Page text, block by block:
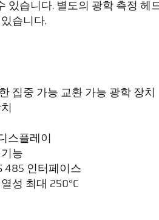
있습니다. 별도의 광학 측정 헤
습니다.
집중 가능 교환 가능 광학 장치
스플레이
능
485 인터페이스
성 최대 250°C